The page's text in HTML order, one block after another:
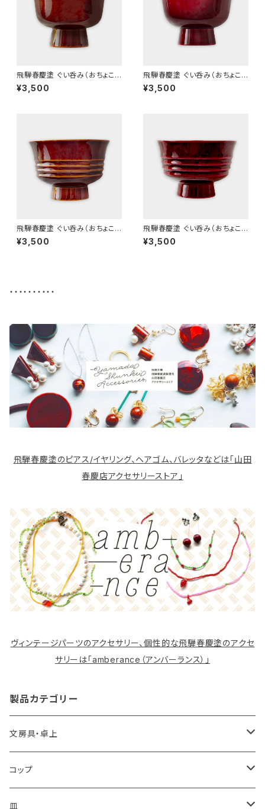
飛騨春慶塗 ぐい呑み（おちょこ）
A (2025)
¥3,500
飛騨春慶塗 ぐい呑み（おちょこ）
A 紅 (2025)
¥3,500
飛騨春慶塗 ぐい呑み（おちょこ）
B (2025)
¥3,500
飛騨春慶塗 ぐい呑み（おちょこ）
B 紅 (2025)
¥3,500
・・・・・・・・・・
飛騨春慶塗のピアス/イヤリング、ヘアゴム、バレッタなどは「山田
春慶店アクセサリーストア」
ヴィンテージパーツのアクセサリー、個性的な飛騨春慶塗のアクセ
サリーは「amberance（アンバーランス）」
製品カテゴリー
文房具・卓上
カードケース
箱・文庫
コップ
コーヒーカップ
皿